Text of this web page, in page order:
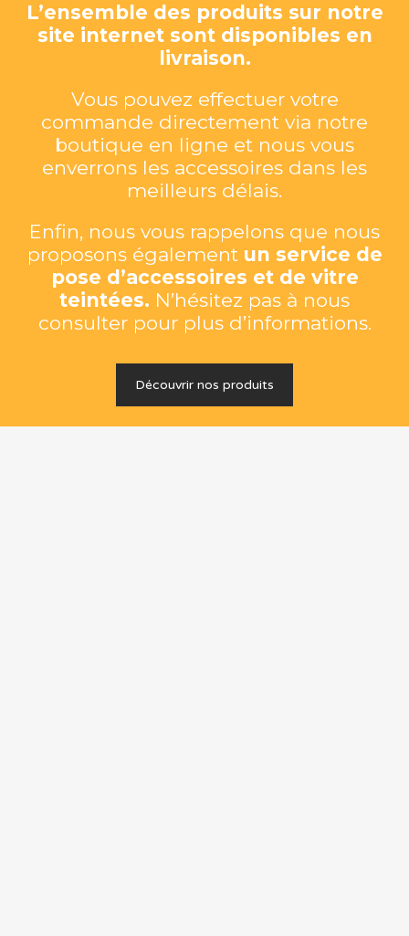
L’ensemble des produits sur notre
site internet sont disponibles en
livraison.
Vous pouvez effectuer votre
commande directement via notre
boutique en ligne et nous vous
enverrons les accessoires dans les
meilleurs délais.
Enfin, nous vous rappelons que nous
proposons également un service de
pose d’accessoires et de vitre
teintées. N’hésitez pas à nous
consulter pour plus d’informations.
Découvrir nos produits